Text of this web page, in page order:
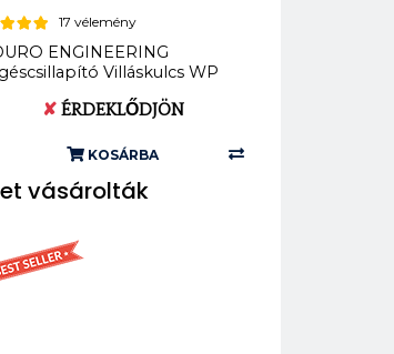
17 vélemény
ENGINEERING
Villáskulcs WP
✘ÉRDEKLŐDJÖN
KOSÁRBA
vásárolták